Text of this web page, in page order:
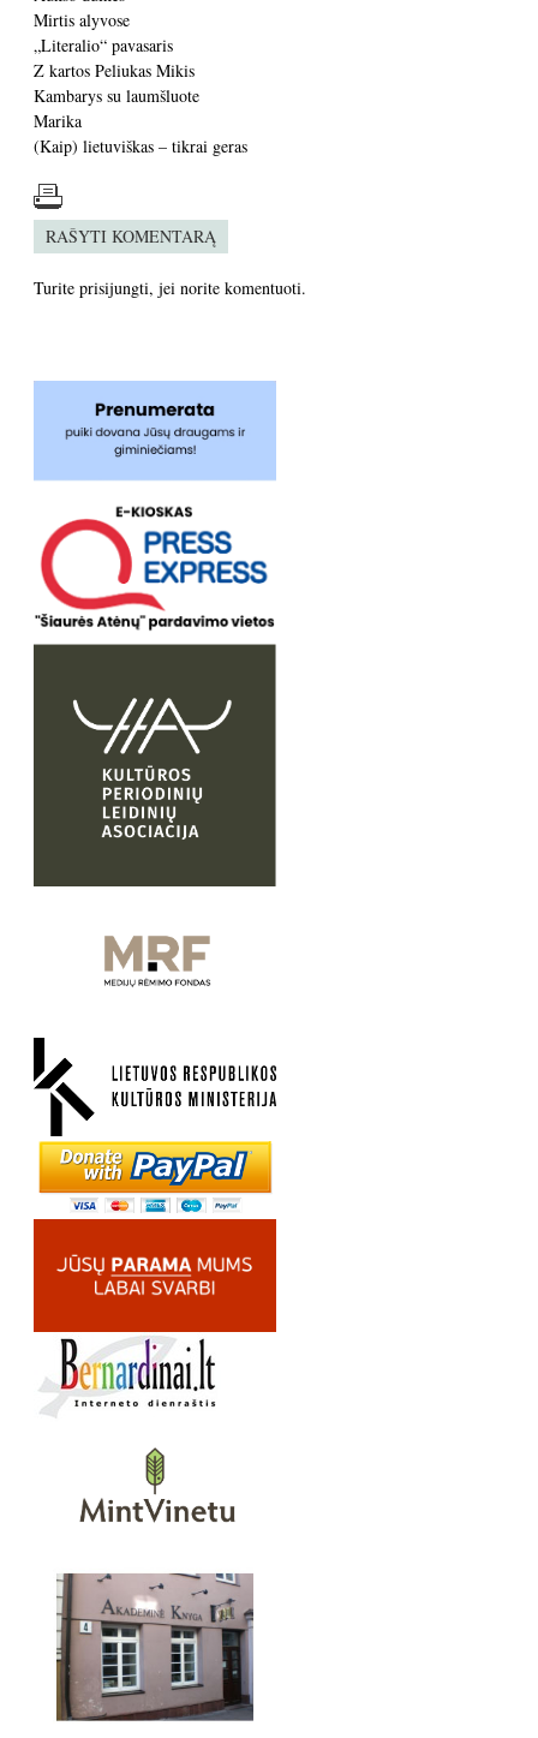
Mirtis alyvose
„Literalio“ pavasaris
Z kartos Peliukas Mikis
Kambarys su laumšluote
Marika
(Kaip) lietuviškas – tikrai geras
RAŠYTI KOMENTARĄ
Turite prisijungti, jei norite komentuoti.